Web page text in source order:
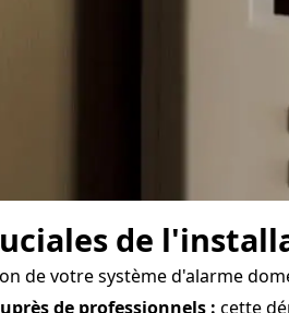
de
de votre système d'alarme
de professionnels : cette